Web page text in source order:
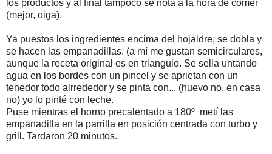
los productos y al final tampoco se nota a la hora de comer
(mejor, oiga).
Ya puestos los ingredientes encima del hojaldre, se dobla y
se hacen las empanadillas. (a mí me gustan semicirculares,
aunque la receta original es en triangulo. Se sella untando
agua en los bordes con un pincel y se aprietan con un
tenedor todo alrrededor y se pinta con... (huevo no, en casa
no) yo lo pinté con leche.
Puse mientras el horno precalentado a 180º metí las
empanadilla en la parrilla en posición centrada con turbo y
grill. Tardaron 20 minutos.